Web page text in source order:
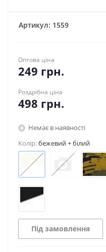
Артикул: 1559
Оптова ціна
249 грн.
Роздрібна ціна
498 грн.
Немає в наявності
Колір:бежевий + білий
Під замовлення